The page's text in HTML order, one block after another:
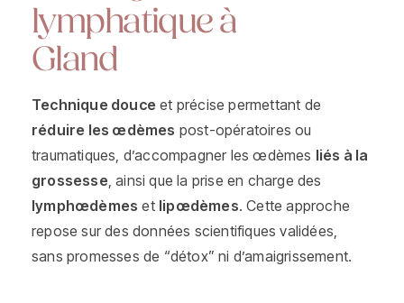
lymphatique à
Gland
Technique douce et précise permettant de
réduire les œdèmes post-opératoires ou
traumatiques, d’accompagner les œdèmes liés à la
grossesse , ainsi que la prise en charge des
lymphœdèmes et lipœdèmes. Cette approche
repose sur des données scientifiques validées,
sans promesses de “détox” ni d’amaigrissement.